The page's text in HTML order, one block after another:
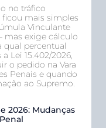
no tráfico
mais simples
Vinculante
mas exige cálculo
qual percentual
Lei 15.402/2026,
o pedido na Vara
Penais e quando
ao Supremo.
2026: Mudanças